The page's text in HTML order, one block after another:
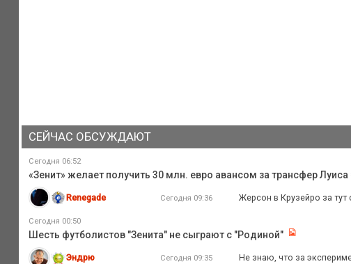
СЕЙЧАС ОБСУЖДАЮТ
Сегодня 06:52
«Зенит» желает получить 30 млн. евро авансом за трансфер
Renegade Сегодня 09:36 Жерсон в Крузейро за
Сегодня 00:50
Шесть футболистов "Зенита" не сыграют с "Родиной"
Эндрю Сегодня 09:35 Не знаю, что за